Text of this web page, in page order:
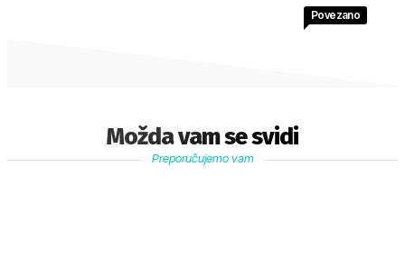
Možda vam se svidi
Povezano
Preporučujemo vam